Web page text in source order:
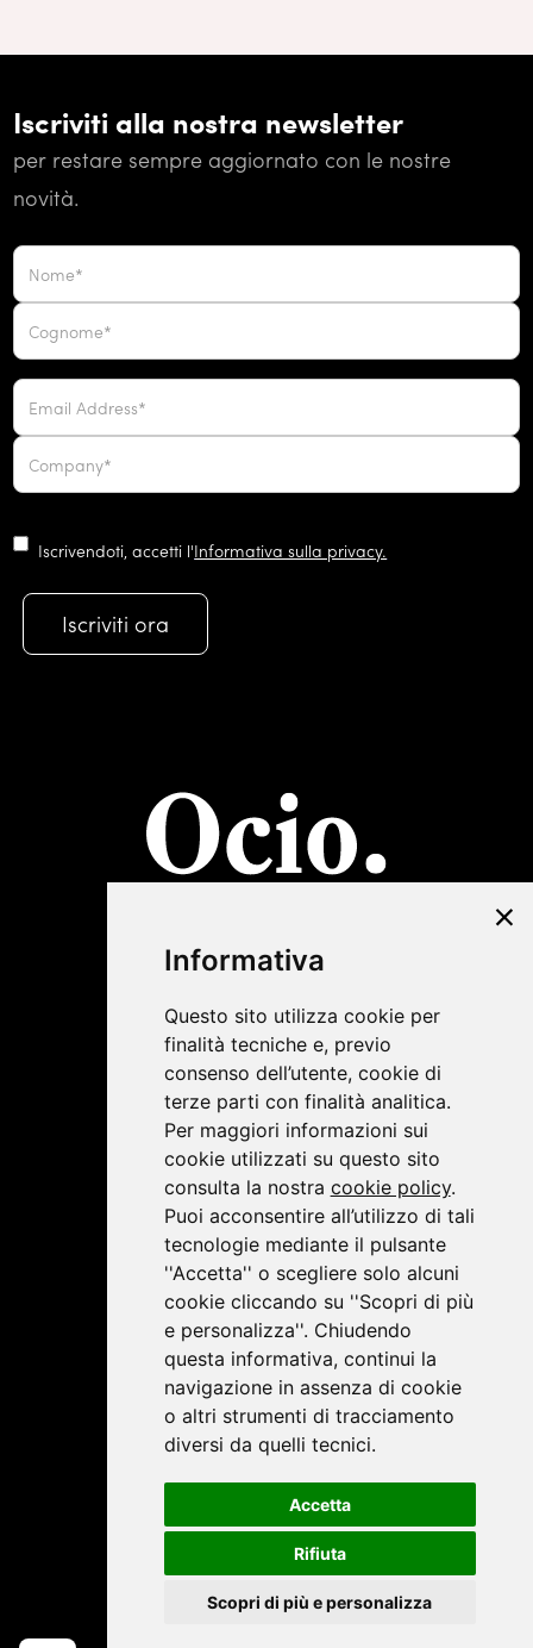
Informativa
Questo sito utilizza cookie per
finalità tecniche e, previo
consenso dell’utente, cookie di
terze parti con finalità analitica.
Per maggiori informazioni sui
cookie utilizzati su questo sito
consulta la nostra cookie policy.
Puoi acconsentire all’utilizzo di tali
tecnologie mediante il pulsante
''Accetta'' o scegliere solo alcuni
cookie cliccando su ''Scopri di più
e personalizza''. Chiudendo
questa informativa, continui la
navigazione in assenza di cookie
o altri strumenti di tracciamento
diversi da quelli tecnici.
Accetta
Rifiuta
Scopri di più e personalizza
Iscriviti alla nostra newsletter
per restare sempre aggiornato con le nostre
novità.
Iscrivendoti, accetti l'Informativa sulla privacy.
Privacy Policy | Cookie Policy